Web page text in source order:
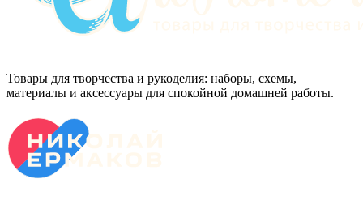
Товары для творчества и рукоделия: наборы, схемы,
материалы и аксессуары для спокойной домашней работы.